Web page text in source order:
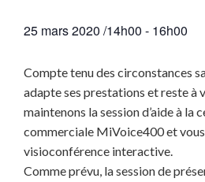
25 mars 2020 /14h00 - 16h00
Compte tenu des circonstances
adapte ses prestations et reste à
maintenons la session d’aide à la
commerciale MiVoice400 et
visioconférence interactive.
Comme prévu, la session de